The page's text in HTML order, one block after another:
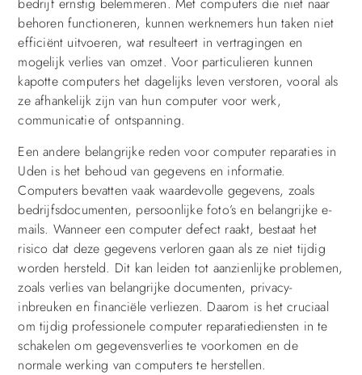
bedrijf ernstig belemmeren. Met computers die niet naar
behoren functioneren, kunnen werknemers hun taken niet
efficiënt uitvoeren, wat resulteert in vertragingen en
mogelijk verlies van omzet. Voor particulieren kunnen
kapotte computers het dagelijks leven verstoren, vooral als
ze afhankelijk zijn van hun computer voor werk,
communicatie of ontspanning.
Een andere belangrijke reden voor computer reparaties in
Uden is het behoud van gegevens en informatie.
Computers bevatten vaak waardevolle gegevens, zoals
bedrijfsdocumenten, persoonlijke foto’s en belangrijke e-
mails. Wanneer een computer defect raakt, bestaat het
risico dat deze gegevens verloren gaan als ze niet tijdig
worden hersteld. Dit kan leiden tot aanzienlijke problemen,
zoals verlies van belangrijke documenten, privacy-
inbreuken en financiële verliezen. Daarom is het cruciaal
om tijdig professionele computer reparatiediensten in te
schakelen om gegevensverlies te voorkomen en de
normale werking van computers te herstellen.